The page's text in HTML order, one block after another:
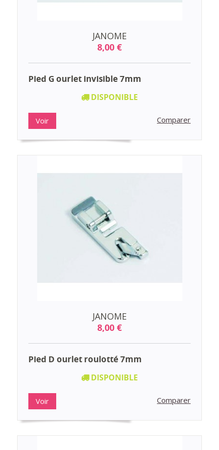
JANOME
8,00 €
Pied G ourlet invisible 7mm
DISPONIBLE
Voir Comparer
JANOME
8,00 €
Pied D ourlet roulotté 7mm
DISPONIBLE
Voir Comparer